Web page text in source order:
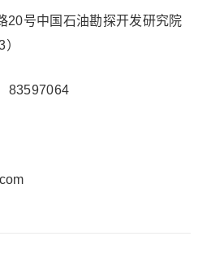
20号中国石油勘探开发研究院
83597064